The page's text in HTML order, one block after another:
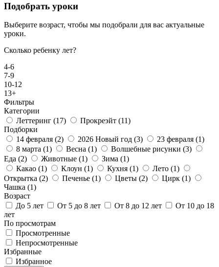
Подобрать уроки
Выберите возраст, чтобы мы подобрали для вас актуальные
уроки.
Сколько ребенку лет?
4-6
7-9
10-12
13+
Фильтры
Категории
Леттеринг (17) Прокреэйт (11)
Подборки
14 февраля (2) 2026 Новый год (3) 23 февраля (1)
8 марта (1) Весна (1) Волшебные рисунки (3)
Еда (2) Животные (1) Зима (1)
Какао (1) Клоун (1) Кухня (1) Лето (1)
Открытка (2) Печенье (1) Цветы (2) Цирк (1)
Чашка (1)
Возраст
До 5 лет
От 5 до 8 лет От 8 до 12 лет
От 10 до 18
лет
По просмотрам
Просмотренные
Непросмотренные
Избранные
Избранное